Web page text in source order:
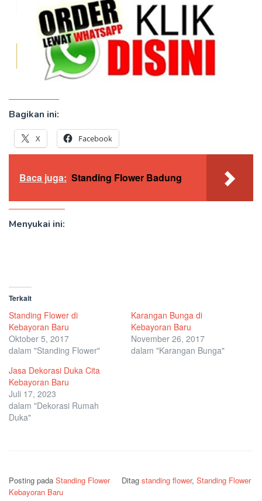
Bagikan ini:
X Facebook
Baca juga: Standing Flower Badung
Menyukai ini:
Terkait
Standing Flower di
Kebayoran Baru
Oktober 5, 2017
dalam "Standing Flower"
Karangan Bunga di
Kebayoran Baru
November 26, 2017
dalam "Karangan Bunga"
Jasa Dekorasi Duka Cita
Kebayoran Baru
Juli 17, 2023
dalam "Dekorasi Rumah
Duka"
Posting pada Standing Flower Ditag standing flower, Standing Flower
Kebayoran Baru